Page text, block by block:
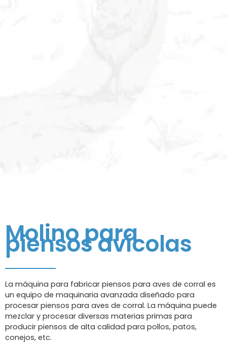
Molino para
piensos avícolas
La máquina para fabricar piensos para aves de corral es
un equipo de maquinaria avanzada diseñado para
procesar piensos para aves de corral. La máquina puede
mezclar y procesar diversas materias primas para
producir piensos de alta calidad para pollos, patos,
conejos, etc.